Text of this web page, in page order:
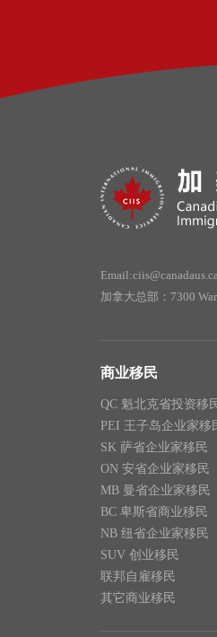
Email:ciis@canadaus.ca
加拿大总部：7300
商业移民
QC 魁北克省投资移
PEI 王子岛企业家移
SK 萨省企业家移民
ON 安省企业家移民
MB 曼省企业家移民
BC 卑斯省商业移民
NB 纽省企业家移民
SUV 创业移民
联邦自雇移民
其它商业移民